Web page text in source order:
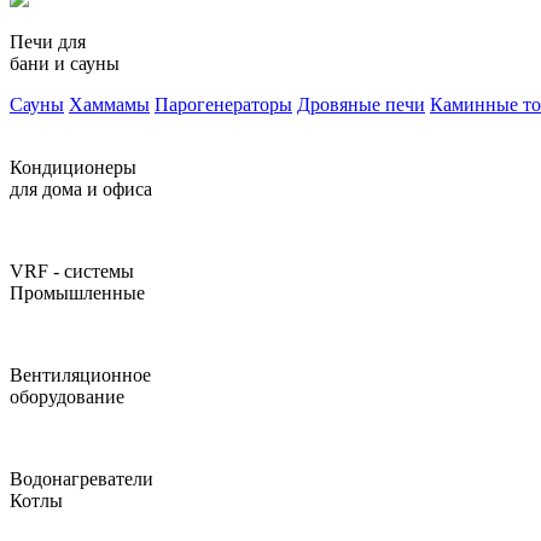
Печи для
бани и сауны
Сауны Хаммамы Парогенераторы Дровяные печи Каминные
Кондиционеры
для дома и офиса
VRF - системы
Промышленные
Вентиляционное
оборудование
Водонагреватели
Котлы